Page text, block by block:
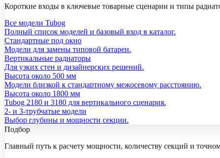
Короткие входы в ключевые товарные сценарии и типы
Все модели Tubog
Полный список моделей и базовый вход в каталог.
Стандартные под окно
Модели для замены типовой батареи.
Вертикальные радиаторы
Для узких стен и дизайнерских решений.
Высота около 500 мм
Модели близкой к стандартному межосевому расстоянию.
Высота около 1800 мм
Tubog 2180 и 3180 для вертикального сценария.
2- и 3-трубчатые модели
Выбор глубины и мощности секции.
Подбор
Главный путь к расчету мощности, количеству секций и